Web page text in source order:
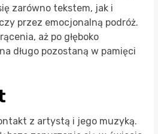
zarówno tekstem, jak i
przez emocjonalną podróż.
aż po głęboko
długo pozostaną w pamięci
z artystą i jego muzyką.